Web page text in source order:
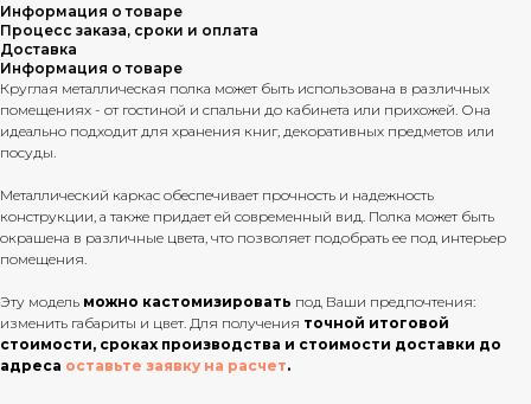
Информация о товаре
Процесс заказа, сроки и оплата
Доставка
Информация о товаре
Круглая металлическая полка может быть использована в различных
помещениях - от гостиной и спальни до кабинета или прихожей. Она
идеально подходит для хранения книг, декоративных предметов или
посуды.
Металлический каркас обеспечивает прочность и надежность
конструкции, а также придает ей современный вид. Полка может быть
окрашена в различные цвета, что позволяет подобрать ее под интерьер
помещения.
Эту модель можно кастомизировать под Ваши предпочтения:
изменить габариты и цвет. Для получения точной итоговой
стоимости, сроках производства и стоимости доставки до
адреса оставьте заявку на расчет.